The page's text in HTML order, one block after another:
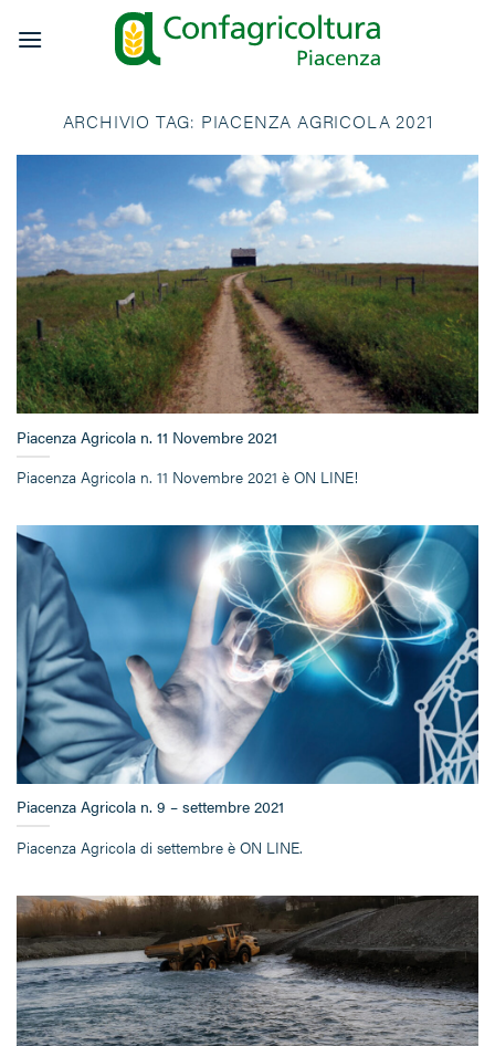
ARCHIVIO TAG: PIACENZA AGRICOLA 2021
Piacenza Agricola n. 11 Novembre 2021
Piacenza Agricola n. 11 Novembre 2021 è ON LINE!
Piacenza Agricola n. 9 – settembre 2021
Piacenza Agricola di settembre è ON LINE.